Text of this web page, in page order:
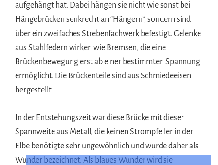
aufgehängt hat. Dabei hängen sie nicht wie sonst bei
Hängebrücken senkrecht an “Hängern”, sondern sind
über ein zweifaches Strebenfachwerk befestigt. Gelenke
aus Stahlfedern wirken wie Bremsen, die eine
Brückenbewegung erst ab einer bestimmten Spannung
ermöglicht. Die Brückenteile sind aus Schmiedeeisen
hergestellt.
In der Entstehungszeit war diese Brücke mit dieser
Spannweite aus Metall, die keinen Strompfeiler in der
Elbe benötigte sehr ungewöhnlich und wurde daher als
Wunder bezeichnet. Als blaues Wunder wird sie